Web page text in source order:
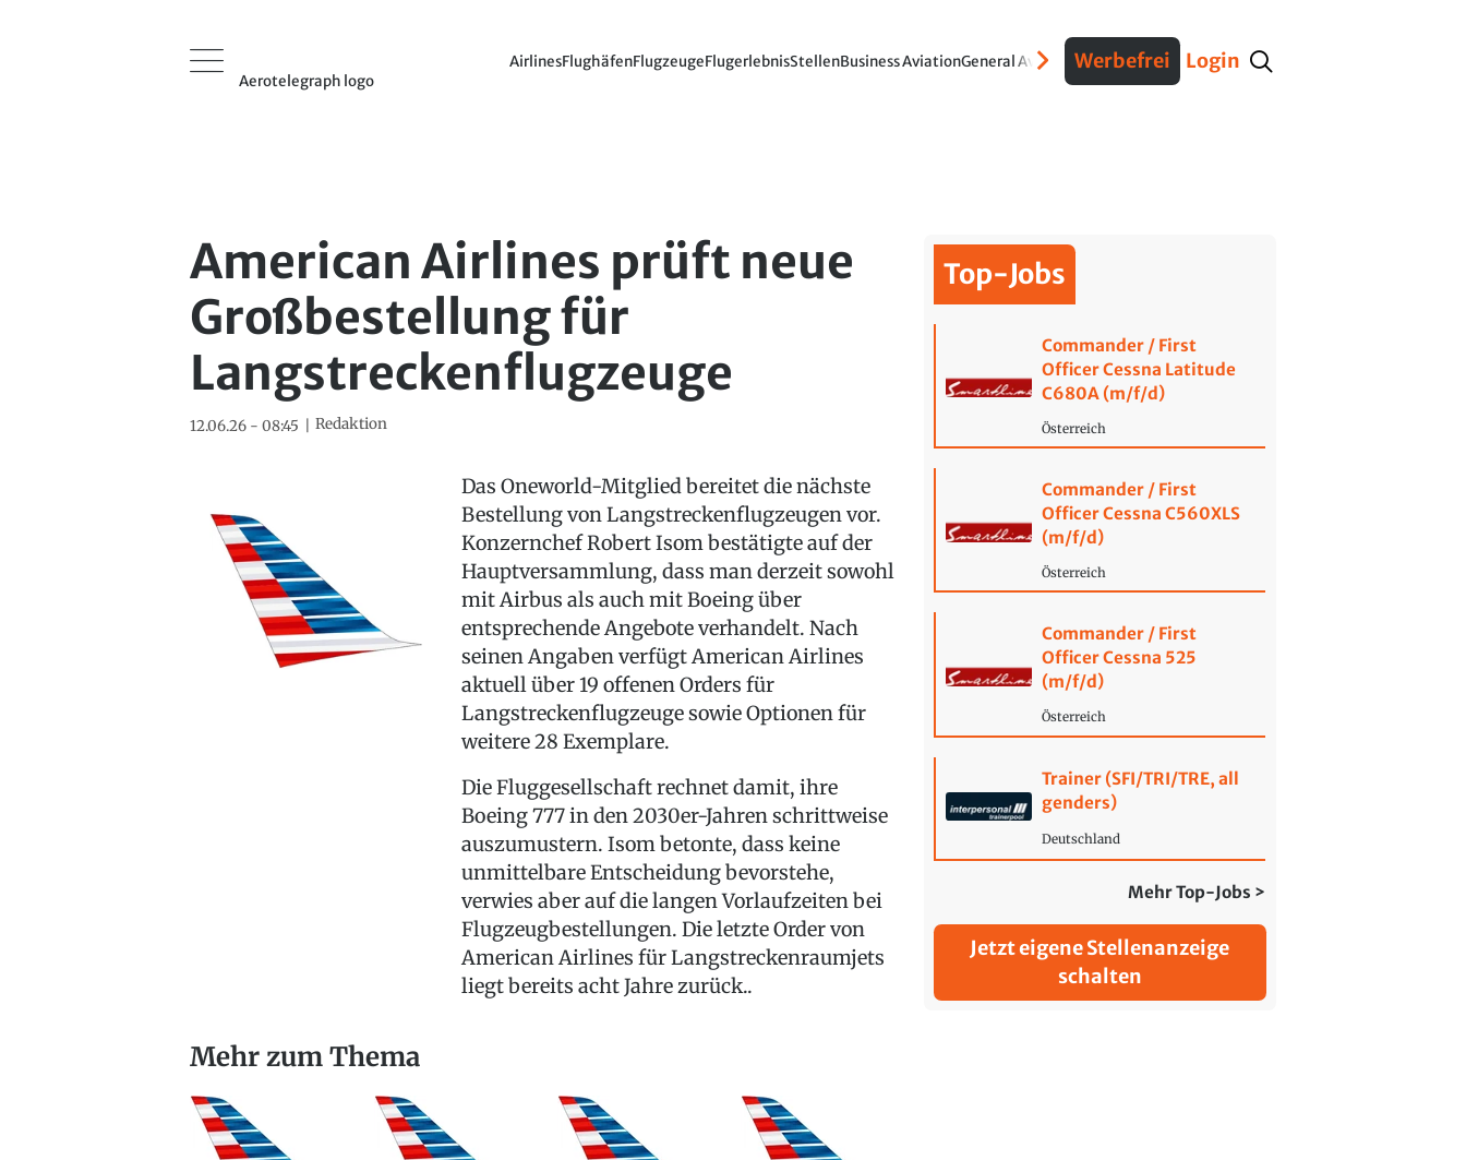
Aerotelegraph logo
AirlinesFlughäfenFlugzeugeFlugerlebnisStellenBusiness AviationGeneral AviationVerteidigungInterviews Fracht
Werbefrei Login
American Airlines prüft neue
Großbestellung für
Langstreckenflugzeuge
12.06.26 - 08:45 Redaktion
Das Oneworld-Mitglied bereitet die nächste
Bestellung von Langstreckenflugzeugen vor.
Konzernchef Robert Isom bestätigte auf der
Hauptversammlung, dass man derzeit sowohl
mit Airbus als auch mit Boeing über
entsprechende Angebote verhandelt. Nach
seinen Angaben verfügt American Airlines
aktuell über 19 offenen Orders für
Langstreckenflugzeuge sowie Optionen für
weitere 28 Exemplare.
Die Fluggesellschaft rechnet damit, ihre
Boeing 777 in den 2030er-Jahren schrittweise
auszumustern. Isom betonte, dass keine
unmittelbare Entscheidung bevorstehe,
verwies aber auf die langen Vorlaufzeiten bei
Flugzeugbestellungen. Die letzte Order von
American Airlines für Langstreckenraumjets
liegt bereits acht Jahre zurück..
Mehr zum Thema
Top-Jobs
Commander / First
Officer Cessna Latitude
C680A (m/f/d)
Österreich
Commander / First
Officer Cessna C560XLS
(m/f/d)
Österreich
Commander / First
Officer Cessna 525
(m/f/d)
Österreich
Trainer (SFI/TRI/TRE, all
genders)
Deutschland
Mehr Top-Jobs >
Jetzt eigene Stellenanzeige
schalten